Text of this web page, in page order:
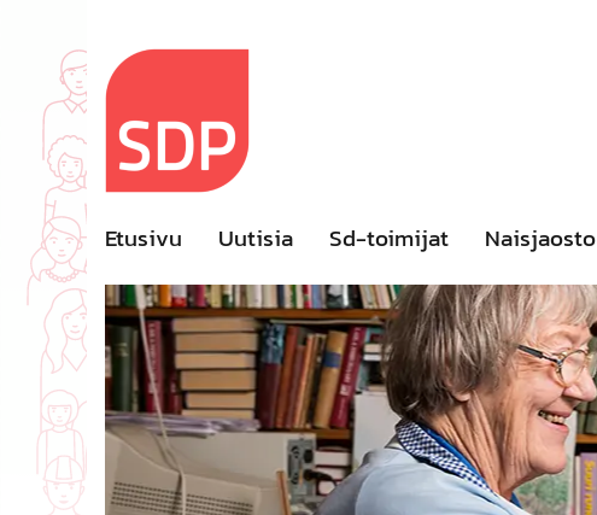
content
Etusivu Uutisia Sd-toimijat Naisjaosto